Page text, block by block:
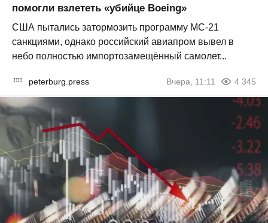
помогли взлететь «убийце Boeing»
США пытались затормозить программу МС-21
санкциями, однако российский авиапром вывел в
небо полностью импортозамещённый самолет...
peterburg.press Вчера, 11:11 4 345